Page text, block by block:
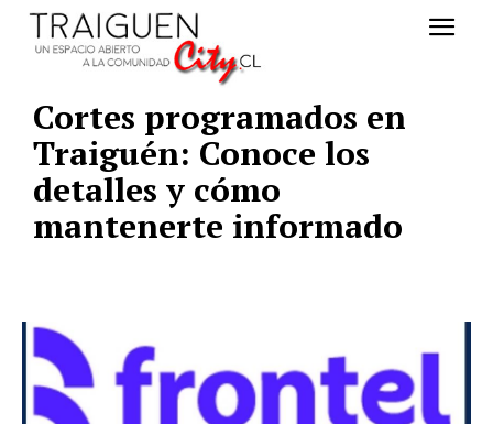
Cortes programados en
Traiguén: Conoce los
detalles y cómo
mantenerte informado